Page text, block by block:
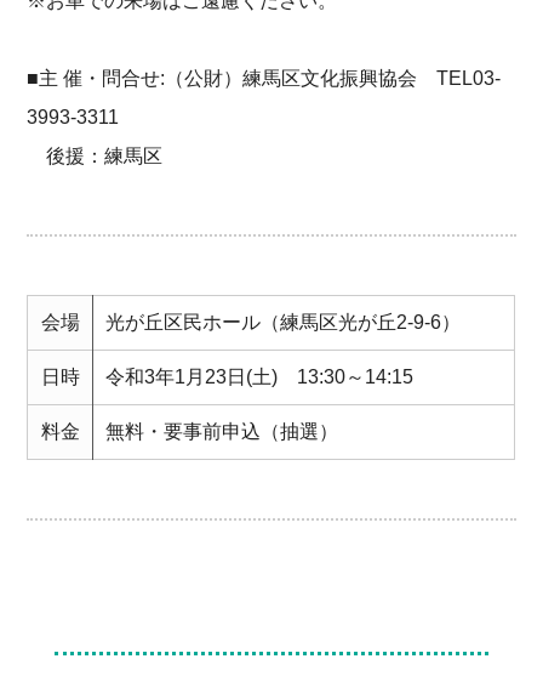
■主 催・問合せ:（公財）練馬区文化振興協会 TEL03-
3993-3311
後援：練馬区
会場 光が丘区民ホール（練馬区光が丘2-9-6）
日時 令和3年1月23日(土) 13:30～14:15
料金 無料・要事前申込（抽選）